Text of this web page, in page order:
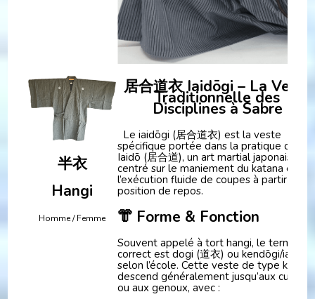
半衣
Hangi
Homme / Femme
居合道衣 Iaidōgi – La Veste
Traditionnelle des
Disciplines à Sabre
Le iaidōgi (居合道衣) est la veste
spécifique portée dans la pratique du
Iaidō (居合道), un art martial japonais
centré sur le maniement du katana et
l’exécution fluide de coupes à partir de la
position de repos.
👘 Forme & Fonction
Souvent appelé à tort hangi, le terme
correct est dogi (道衣) ou kendōgi/
selon l’école. Cette veste de type
descend généralement jusqu’aux cuisses
ou aux genoux, avec :